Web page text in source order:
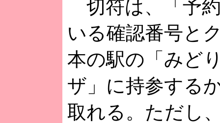
切符は、「予
いる確認番号と
本の駅の「みど
ザ」に持参する
取れる。ただし